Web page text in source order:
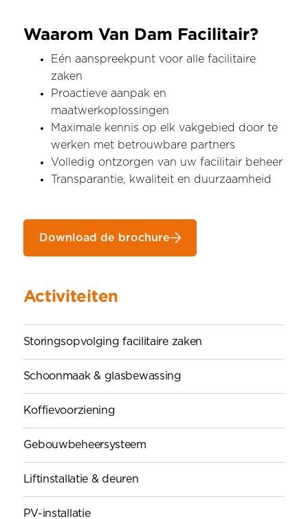
Waarom Van Dam Facilitair?
Eén aanspreekpunt voor alle facilitaire
zaken
Proactieve aanpak en
maatwerkoplossingen
Maximale kennis op elk vakgebied door te
werken met betrouwbare partners
Volledig ontzorgen van uw facilitair beheer
Transparantie, kwaliteit en duurzaamheid
Download de brochure
Activiteiten
Storingsopvolging facilitaire zaken
Schoonmaak & glasbewassing
Koffievoorziening
Gebouwbeheersysteem
Liftinstallatie & deuren
PV-installatie